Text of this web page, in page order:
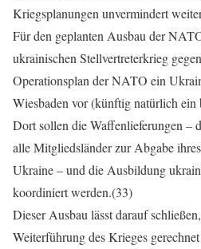
Kriegsplanungen unvermindert
Für den geplanten Ausbau der
ukrainischen Stellvertreterkrieg
Operationsplan der NATO ein
Wiesbaden vor (künftig natürlich
Dort sollen die Waffenlieferungen –
alle Mitgliedsländer zur Abgabe
Ukraine – und die Ausbildung
koordiniert werden.(33)
Dieser Ausbau lässt darauf
Weiterführung des Krieges